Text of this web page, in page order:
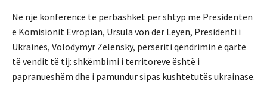
Në një konferencë të përbashkët për shtyp me Presidenten
e Komisionit Evropian, Ursula von der Leyen, Presidenti i
Ukrainës, Volodymyr Zelensky, përsëriti qëndrimin e qartë
të vendit të tij: shkëmbimi i territoreve është i
papranueshëm dhe i pamundur sipas kushtetutës ukrainase.